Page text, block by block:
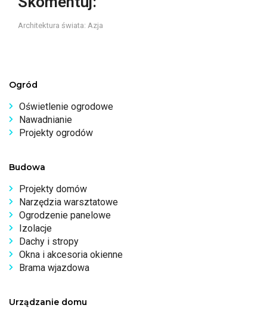
Architektura świata: Azja
Ogród
Oświetlenie ogrodowe
Nawadnianie
Projekty ogrodów
Budowa
Projekty domów
Narzędzia warsztatowe
Ogrodzenie panelowe
Izolacje
Dachy i stropy
Okna i akcesoria okienne
Brama wjazdowa
Urządzanie domu